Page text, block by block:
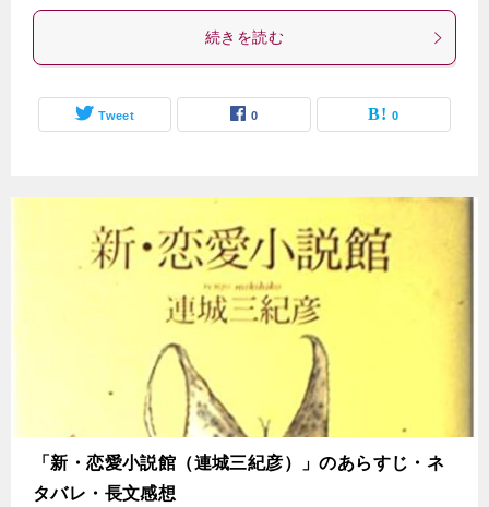
続きを読む
Tweet 0 0
「新・恋愛小説館（連城三紀彦）」のあらすじ・ネ
タバレ・長文感想